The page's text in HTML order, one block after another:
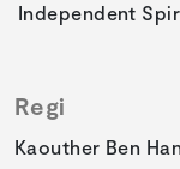
Regi
Kaouther Ben